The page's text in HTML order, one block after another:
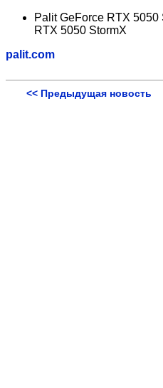
Palit GeForce RTX 5050
RTX 5050 StormX
palit.com
<< Предыдущая новость